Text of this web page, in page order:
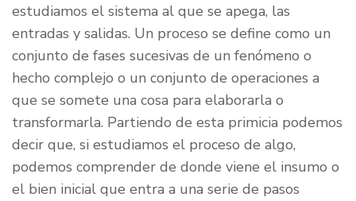
estudiamos el sistema al que se apega, las
entradas y salidas. Un proceso se define como un
conjunto de fases sucesivas de un fenómeno o
hecho complejo o un conjunto de operaciones a
que se somete una cosa para elaborarla o
transformarla. Partiendo de esta primicia podemos
decir que, si estudiamos el proceso de algo,
podemos comprender de donde viene el insumo o
el bien inicial que entra a una serie de pasos